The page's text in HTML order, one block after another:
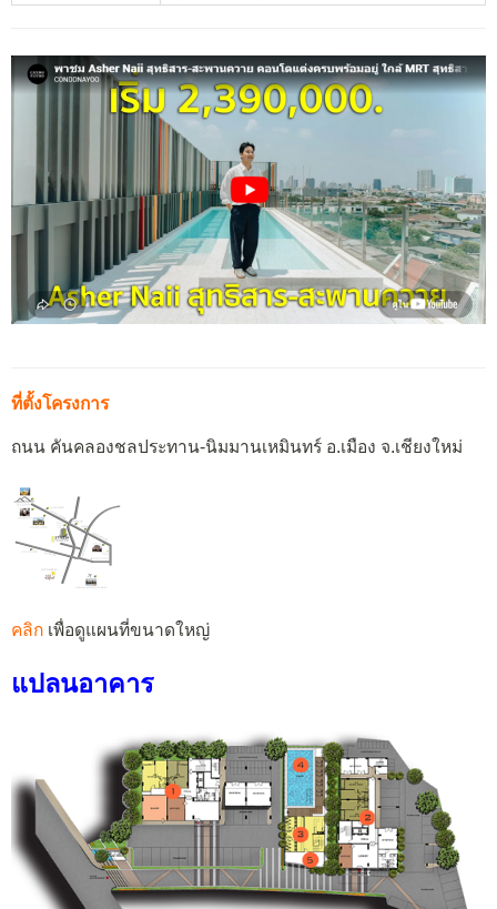
ที่ตั้งโครงการ
ถนน คันคลองชลประทาน-นิมมานเหมินทร์ อ.เมือง จ.เชียงใหม่
คลิก เพื่อดูแผนที่ขนาดใหญ่
แปลนอาคาร